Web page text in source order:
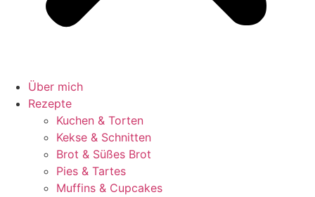
Über mich
Rezepte
Kuchen & Torten
Kekse & Schnitten
Brot & Süßes Brot
Pies & Tartes
Muffins & Cupcakes